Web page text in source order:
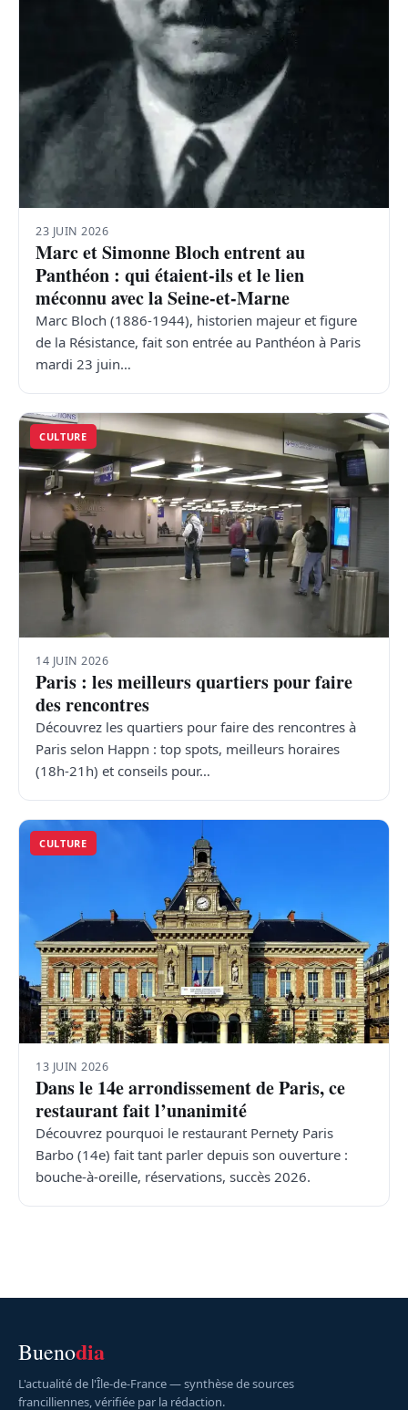
23 JUIN 2026
Marc et Simonne Bloch entrent au
Panthéon : qui étaient-ils et le lien
méconnu avec la Seine-et-Marne
Marc Bloch (1886-1944), historien majeur et figure
de la Résistance, fait son entrée au Panthéon à Paris
mardi 23 juin…
CULTURE
14 JUIN 2026
Paris : les meilleurs quartiers pour faire
des rencontres
Découvrez les quartiers pour faire des rencontres à
Paris selon Happn : top spots, meilleurs horaires
(18h-21h) et conseils pour…
CULTURE
13 JUIN 2026
Dans le 14e arrondissement de Paris, ce
restaurant fait l’unanimité
Découvrez pourquoi le restaurant Pernety Paris
Barbo (14e) fait tant parler depuis son ouverture :
bouche-à-oreille, réservations, succès 2026.
Buenodia
L'actualité de l'Île-de-France — synthèse de sources
francilliennes, vérifiée par la rédaction.